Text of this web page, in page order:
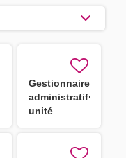
Gestionnaire
administratif·ve
unité